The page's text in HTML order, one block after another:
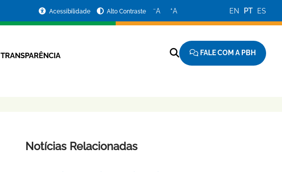
Acessibilidade Alto Contraste −A +A EN PT ES
TRANSPARÊNCIA FALE COM A PBH
Notícias Relacionadas